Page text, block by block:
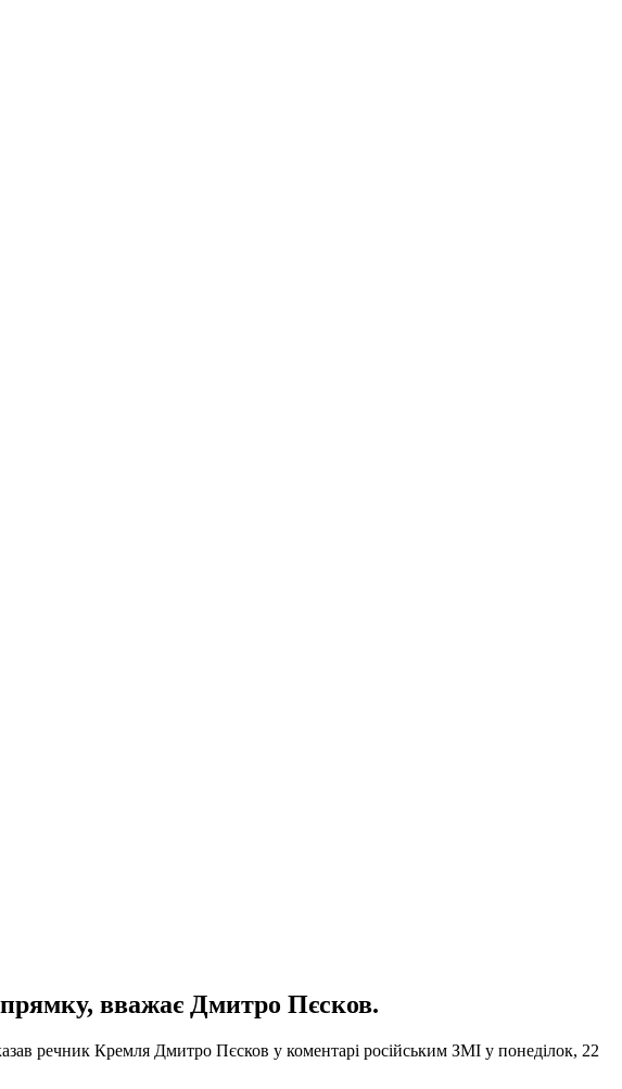
вважає Дмитро Пєсков.
речник Кремля Дмитро Пєсков у коментарі російським ЗМІ у понеділок, 22